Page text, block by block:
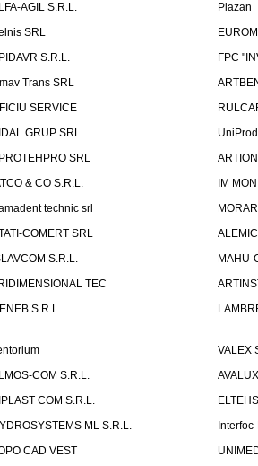
AGIL S.R.L.
Plazan
SRL
S.R.L.
FPC
Trans SRL
SERVICE
GRUP SRL
SRL
& CO S.R.L.
IM
technic srl
COMERT SRL
S.R.L.
MAHU-
TEC
S.R.L.
VALEX
COM S.R.L.
COM S.R.L.
ML S.R.L.
CAD VEST